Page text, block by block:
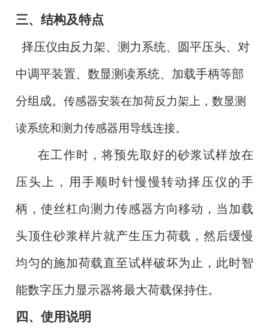
三、结构及特点
择压仪由反力架、测力系统、圆平压头、对
中调平装置、数显测读系统、加载手柄等部
分组成。传感器安装在加荷反力架上，数显测
读系统和测力传感器用导线连接。
在工作时，将预先取好的砂浆试样放在
压头上，用手顺时针慢慢转动择压仪的手
柄，使丝杠向测力传感器方向移动，当加载
头顶住砂浆样片就产生压力荷载，然后缓慢
均匀的施加荷载直至试样破坏为止，此时智
能数字压力显示器将最大荷载保持住。
四、使用说明